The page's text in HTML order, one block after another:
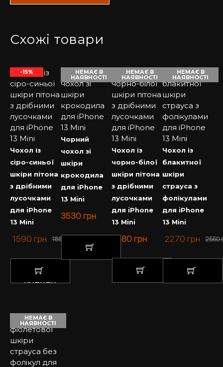
Схожі товари
-15%
Чохол із
сіро-синьої
шкіри пітона
з дрібними
лусочками
для iPhone
13 Mini
1880
1590 грн
КУПИТИ
НЕМАЄ В
НАЯВНОСТІ
Чорний
чохол зі
шкіри
крокодила
для iPhone
13 Mini
3530 грн
НЕМАЄ В
НАЯВНОСТІ
Чохол із
чорно-білої
шкіри пітона
з дрібними
лусочками
для iPhone
13 Mini
2580 грн
НЕМАЄ В
НАЯВНОСТІ
Чохол із
блакитної
шкіри
страуса з
фолікулами
для iPhone
13 Mini
2550
2270 грн
НЕМАЄ В
НАЯВНОСТІ